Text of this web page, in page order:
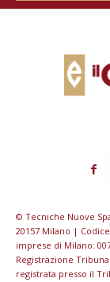
© Tecniche Nuove
20157 Milano |
imprese di Milano:
Registrazione
registrata presso il